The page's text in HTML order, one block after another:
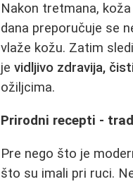
Nakon tretmana,
dana preporučuje se
vlaže kožu. Zatim
jevidljivo zdravija,
ožiljcima.
Prirodni recepti -
Pre nego što je
što su imali pri ruci.